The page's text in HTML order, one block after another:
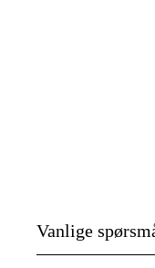
Vanlige